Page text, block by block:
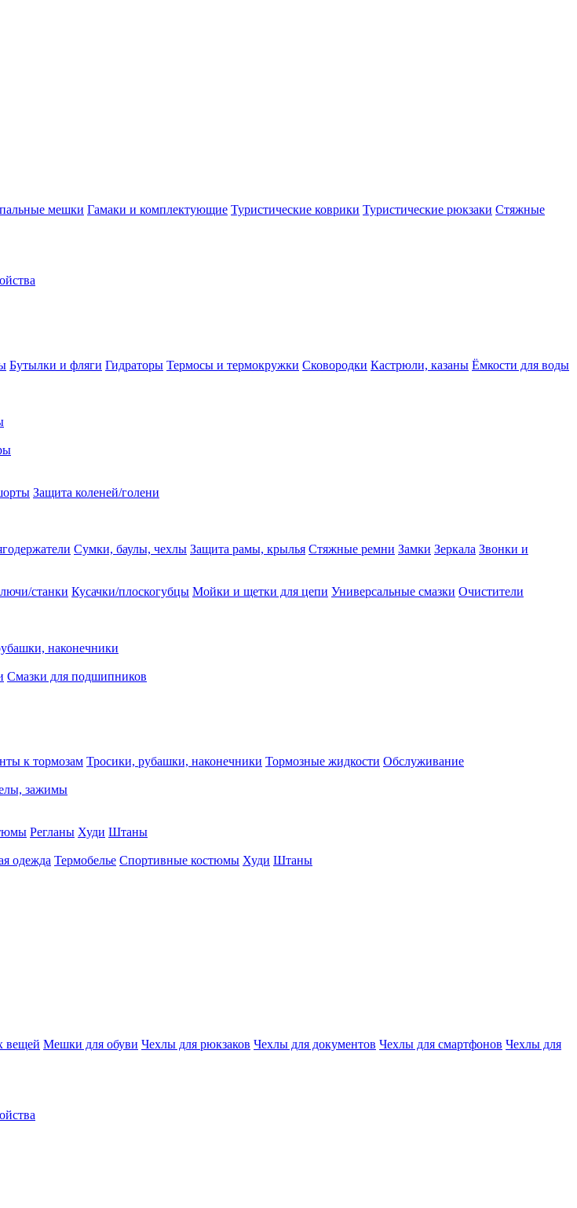
мешки Гамаки и комплектующие Туристические коврики Туристические рюкзаки Стяжные
Бутылки и фляги Гидраторы Термосы и термокружки Сковородки Кастрюли, казаны Ёмкости для воды
Защита коленей/голени
Сумки, баулы, чехлы Защита рамы, крылья Стяжные ремни Замки Зеркала Звонки и
станки Кусачки/плоскогубцы Мойки и щетки для цепи Универсальные смазки Очистители
наконечники
Смазки для подшипников
к тормозам Тросики, рубашки, наконечники Тормозные жидкости Обслуживание
зажимы
Регланы Худи Штаны
одежда Термобелье Спортивные костюмы Худи Штаны
вещей Мешки для обуви Чехлы для рюкзаков Чехлы для документов Чехлы для смартфонов Чехлы для